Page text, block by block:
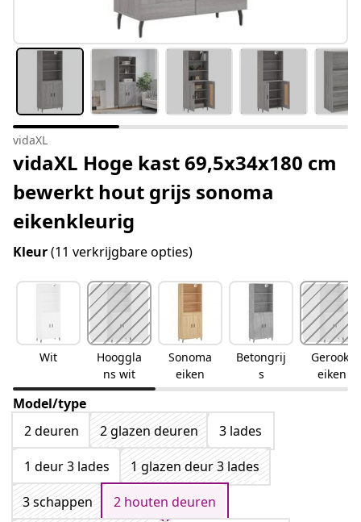
vidaXL
vidaXL Hoge kast 69,5x34x180 cm
bewerkt hout grijs sonoma
eikenkleurig
Kleur(11 verkrijgbare opties)
Wit
Hooggla
ns wit
Sonoma
eiken
Betongrij
s
Gerookt
eiken
Model/type
2 deuren
2 glazen deuren
3 lades
1 deur 3 lades
1 glazen deur 3 lades
3 schappen
2 houten deuren